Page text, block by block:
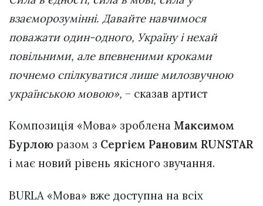
взаєморозумінні. Давайте навчимося
поважати один-одного, Україну і нехай
повільними, але впевненими кроками
почнемо спілкуватися лише милозвучною
українською мовою», – сказав артист
Композиція «Мова» зроблена Максимом
Бурлою разом з Сергієм Рановим RUNSTAR
і має новий рівень якісного звучання.
BURLA «Мова» вже доступна на всіх